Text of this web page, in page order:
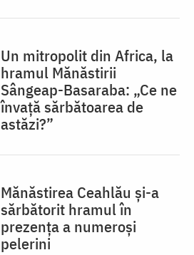
Un mitropolit din Africa, la
hramul Mănăstirii
Sângeap-Basaraba: „Ce ne
învață sărbătoarea de
astăzi?”
Mănăstirea Ceahlău și-a
sărbătorit hramul în
prezența a numeroși
pelerini